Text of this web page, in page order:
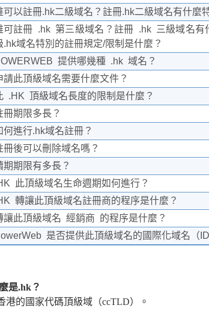
可以註冊.hk二級域名？註冊.hk二級域名有什麼
可註冊 .hk 第三級域名？註冊 .hk 三級域名有
.hk域名特別的註冊規定/限制是什麼？
提供哪幾種 .hk 域名？
請此頂級域名需要什麼文件？
.HK 頂級域名長度的限制是什麼？
冊期限多長？
何進行.hk域名註冊？
冊後可以刪除域名嗎？
期期限有多長？
此頂級域名生命週期如何進行？
轉讓此頂級域名註冊商的程序是什麼？
讓此頂級域名 經銷商 的程序是什麼？
是否提供此頂級域名的國際化域名（
是.hk？
港的國家代碼頂級域（ccTLD）。